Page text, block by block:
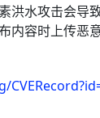
洪水攻击会导
内容时上传恶